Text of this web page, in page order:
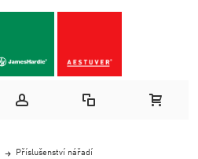
Příslušenství nářadí